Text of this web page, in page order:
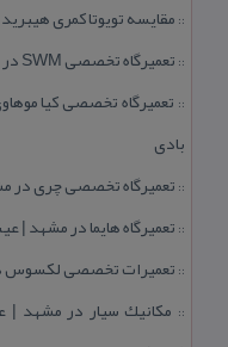
:: مقایسه تویوتا كمری
:: تعمیرگاه تخصصی SWM در مشهد | تعمیر موتور، گیربكس و عیب‌یابی برق
:: تعمیرگاه تخصصی كیا
بادی
:: تعمیرگاه تخصصی چری در مشهد | ۱۰ سال تجربه و
::تعمیرگاه هایما در مشهد
:: تعمیرات تخصصی لكسوس
:: مكانیك سیار در مشهد